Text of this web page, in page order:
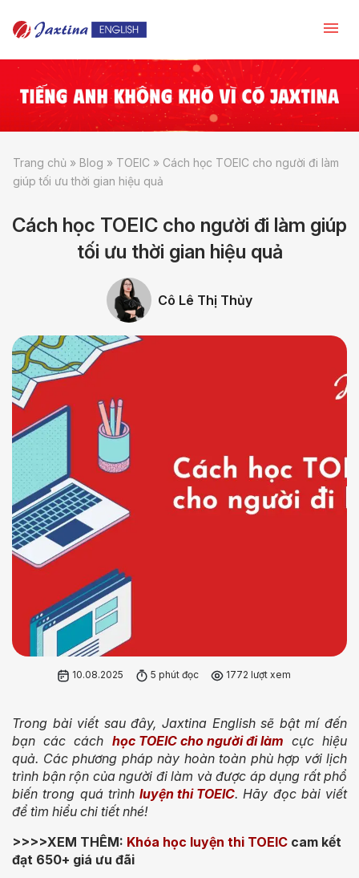
Trang chủ » Blog » TOEIC » Cách học TOEIC cho người đi làm
giúp tối ưu thời gian hiệu quả
Cách học TOEIC cho người đi làm giúp
tối ưu thời gian hiệu quả
Cô Lê Thị Thủy
10.08.2025 5 phút đọc 1772 lượt xem
Trong bài viết sau đây, Jaxtina English sẽ bật mí đến
bạn các cách học TOEIC cho người đi làm cực hiệu
quả. Các phương pháp này hoàn toàn phù hợp với lịch
trình bận rộn của người đi làm và được áp dụng rất phổ
biến trong quá trình luyện thi TOEIC. Hãy đọc bài viết
để tìm hiểu chi tiết nhé!
>>>>XEM THÊM: Khóa học luyện thi TOEIC cam kết
đạt 650+ giá ưu đãi